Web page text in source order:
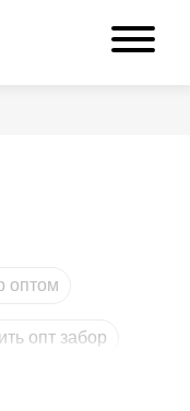
оптом
опт забор